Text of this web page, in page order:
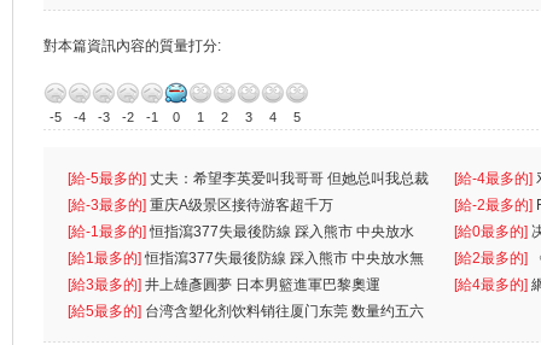
對本篇資訊內容的質量打分:
-5 -4 -3 -2 -1 0 1 2 3 4 5
[給-5最多的] 丈夫：希望李英爱叫我哥哥 但她总叫我总裁
先
[給-4最多的]
离
[給-3最多的] 重庆A级景区接待游客超千万 [給-2最多的]
[給-1最多的]恒指瀉377失最後防線 踩入熊市 中央放水
無
[給0最多的]
[給1最多的]恒指瀉377失最後防線 踩入熊市 中央放水無 [給2最多的]
[給3最多的] 井上雄彥圓夢 日本男籃進軍巴黎奧運 [給4最多的]
[給5最多的] 台湾含塑化剂饮料销往厦门东莞 数量约五六